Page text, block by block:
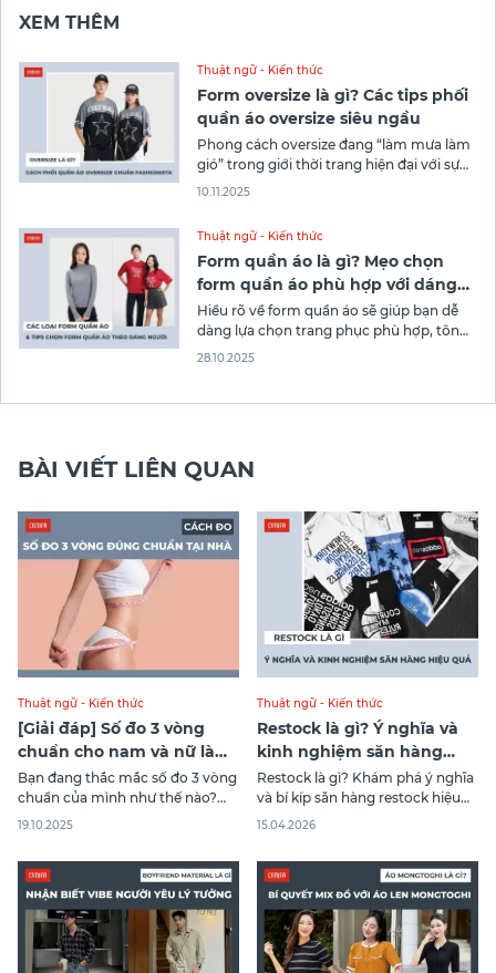
XEM THÊM
Thuật ngữ - Kiến thức
Form oversize là gì? Các tips phối
quần áo oversize siêu ngầu
Phong cách oversize đang “làm mưa làm
gió” trong giới thời trang hiện đại với sự
thoải mái và cá tính riêng biệt. Vậy
khám phá chi tiết về xu hướng thời trang
này
10.11.2025
Thuật ngữ - Kiến thức
Form quần áo là gì? Mẹo chọn
form quần áo phù hợp với dáng
người
Hiểu rõ về form quần áo sẽ giúp bạn dễ
dàng lựa chọn trang phục phù hợp, tôn
lên ưu điểm và che khuyết điểm cơ thể
28.10.2025
BÀI VIẾT LIÊN QUAN
Thuật ngữ - Kiến thức
[Giải đáp] Số đo 3 vòng
chuẩn cho nam và nữ là
bao nhiêu?
Bạn đang thắc mắc số đo 3 vòng
chuẩn của mình như thế nào?
Hiểu rõ về chỉ số cơ thể giúp bạn
sức khỏe và lựa chọn trang phục
phù hợp từ Canifa. Cùng khám
phá chi tiết qua bài viết sau.
19.10.2025
Thuật ngữ - Kiến thức
Restock là gì? Ý nghĩa và
kinh nghiệm săn hàng
hiệu quả
Restock là gì? Khám phá ý nghĩa
và bí kíp săn hàng restock hiệu
quả để không bỏ lỡ các item hot,
15.04.2026